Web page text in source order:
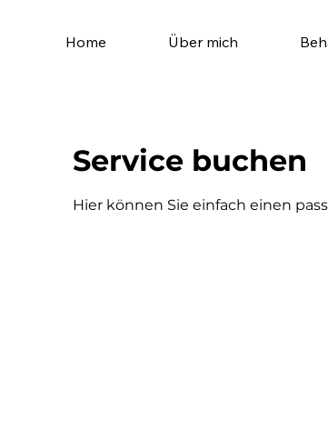
Home Über mich
Service buchen
Hier können Sie einfach einen